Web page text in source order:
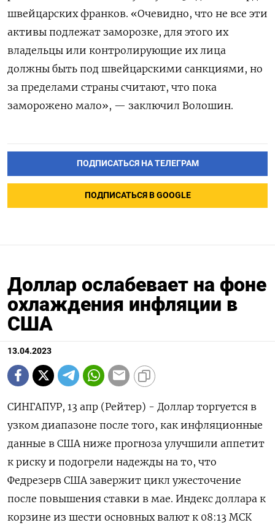
швейцарских франков. «Очевидно, что не все эти
активы подлежат заморозке, для этого их
владельцы или контролирующие их лица
должны быть под швейцарскими санкциями, но
за пределами страны считают, что пока
заморожено мало», — заключил Волошин.
ПОДПИСАТЬСЯ НА ТЕЛЕГРАМ
ПОДПИСАТЬСЯ В GOOGLE
Доллар ослабевает на фоне
охлаждения инфляции в
США
13.04.2023
СИНГАПУР, 13 апр (Рейтер) - Доллар торгуется в
узком диапазоне после того, как инфляционные
данные в США ниже прогноза улучшили аппетит
к риску и подогрели надежды на то, что
Федрезерв США завержит цикл ужесточение
после повышения ставки в мае. Индекс доллара к
корзине из шести основных валют к 08:13 МСК